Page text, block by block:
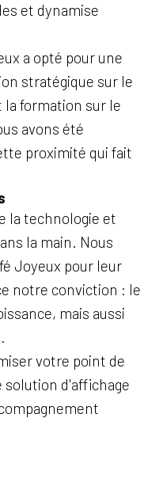
et dynamise
a opté pour une
stratégique sur le
la formation sur le
avons été
proximité qui fait
la technologie et
la main. Nous
Joyeux pour leur
notre conviction : le
mais aussi
votre point de
solution d'affichage